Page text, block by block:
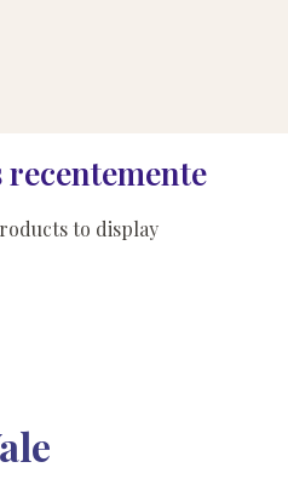
recentemente
to display